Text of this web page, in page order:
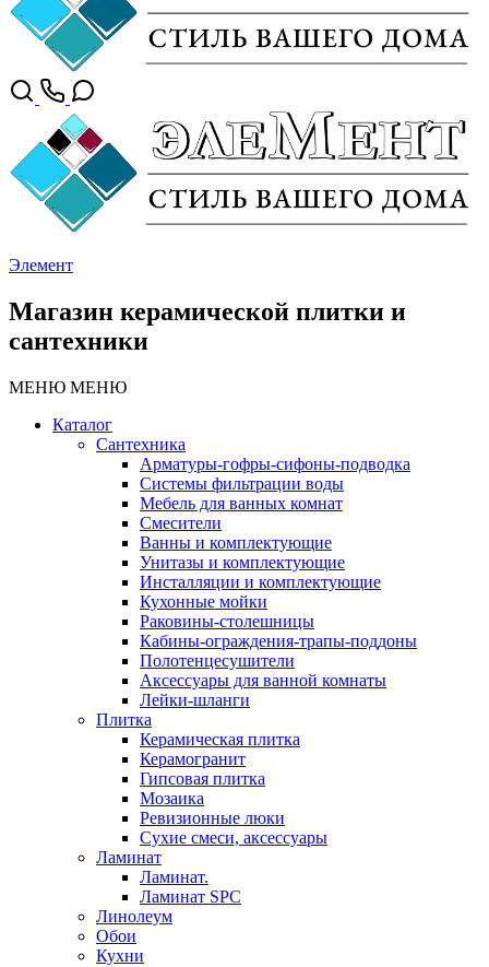
Элемент
Магазин керамической плитки и
сантехники
МЕНЮ МЕНЮ
Каталог
Сантехника
Арматуры-гофры-сифоны-подводка
Системы фильтрации воды
Мебель для ванных комнат
Смесители
Ванны и комплектующие
Унитазы и комплектующие
Инсталляции и комплектующие
Кухонные мойки
Раковины-столешницы
Кабины-ограждения-трапы-поддоны
Полотенцесушители
Аксессуары для ванной комнаты
Лейки-шланги
Плитка
Керамическая плитка
Керамогранит
Гипсовая плитка
Мозаика
Ревизионные люки
Сухие смеси, аксессуары
Ламинат
Ламинат.
Ламинат SPC
Линолеум
Обои
Кухни